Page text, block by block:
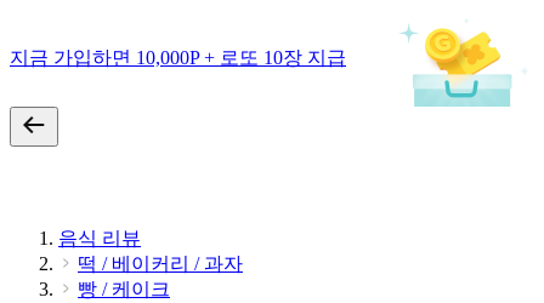
지금 가입하면 10,000P + 로또 10장 지급
음식 리뷰
떡 / 베이커리 / 과자
빵 / 케이크